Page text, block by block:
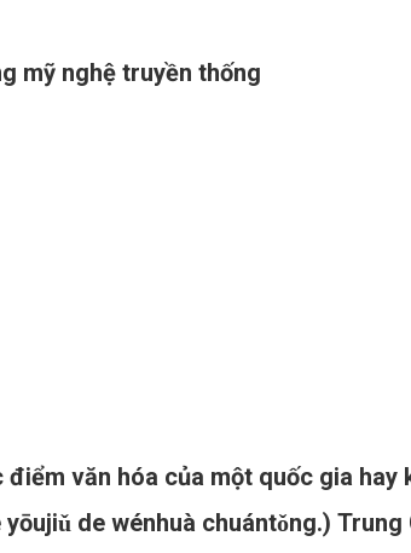
mỹ nghệ truyền thống
văn hóa của một quốc gia hay
de wénhuà chuántǒng.)